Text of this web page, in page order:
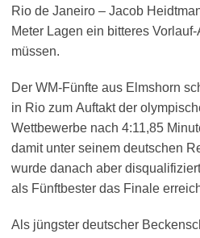
Rio de Janeiro – Jacob
Meter Lagen ein bitteres
müssen.
Der WM-Fünfte aus Elmshorn
in Rio zum Auftakt der
Wettbewerbe nach 4:11,85
damit unter seinem deutschen
wurde danach aber
als Fünftbester das Finale
Als jüngster deutscher